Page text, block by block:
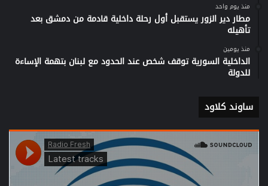
منذ يوم واحد
مطار دير الزور يستقبل أول رحلة داخلية قادمة من دمشق بعد
تأهيله
منذ يومين
الداخلية السورية توقف شخص عند الحدود مع لبنان بتهمة الإساءة
للدولة
ساوند كلاود